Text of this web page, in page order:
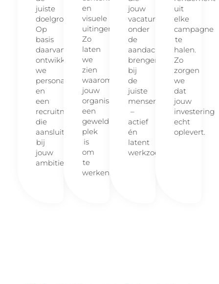
juiste
doelgroep.
Op
basis
daarvan
ontwikkelen
we
persona’s
en
een
recruitmentstrategie
die
aansluit
bij
jouw
ambities.
en
visuele
uitingen.
Zo
laten
we
zien
waarom
jouw
organisatie
een
geweldige
plek
is
om
te
werken.
jouw
vacatures
onder
de
aandacht
brengen
bij
de
juiste
mensen
–
actief
én
latent
werkzoekenden.
uit
elke
campagne
te
halen.
Zo
zorgen
we
dat
jouw
investering
echt
oplevert.